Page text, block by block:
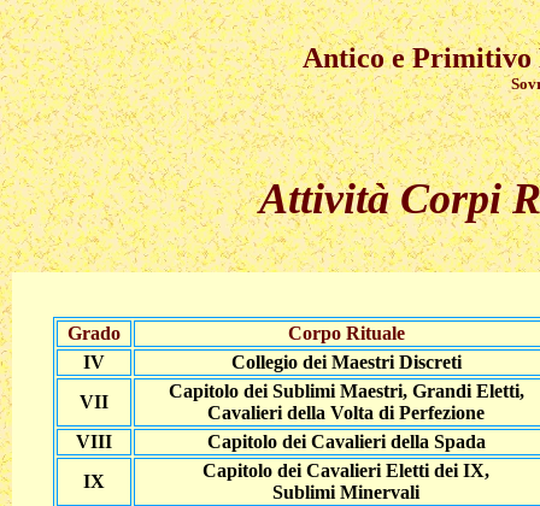
Antico e Primitivo
Attività Corpi
Grado
Corpo Rituale
IV
Collegio dei Maestri Discreti
VII
Capitolo dei Sublimi Maestri, Grandi Eletti,
Cavalieri della Volta di Perfezione
VIII
Capitolo dei Cavalieri della Spada
IX
Capitolo dei Cavalieri Eletti dei IX,
Sublimi Minervali